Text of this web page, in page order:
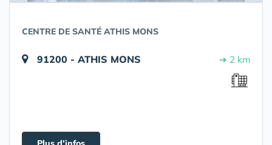
CENTRE DE SANTÉ ATHIS MONS
91200 - ATHIS MONS ➔ 2 km